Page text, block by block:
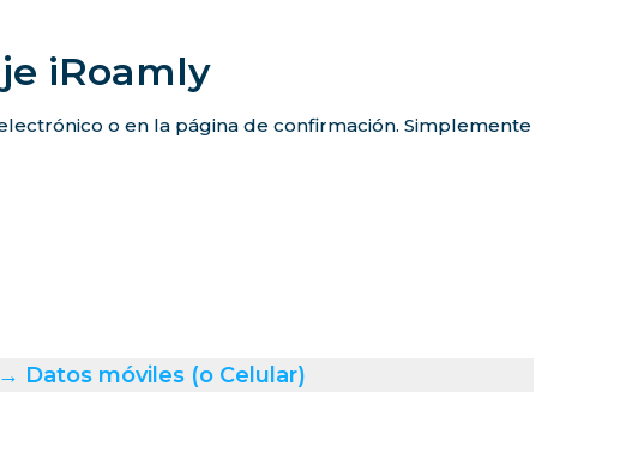
iRoamly
o en la página de confirmación. Simplemente
Datos móviles (o Celular)